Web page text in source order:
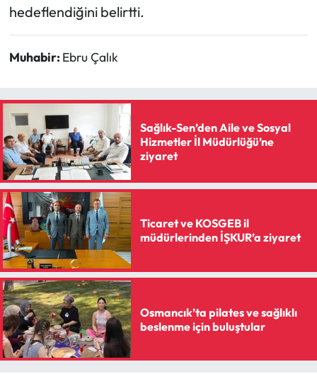
hedeflendiğini belirtti.
Muhabir: Ebru Çalık
Sağlık-Sen’den Aile ve Sosyal
Hizmetler İl Müdürlüğü’ne
ziyaret
Ticaret ve KOSGEB il
müdürlerinden İŞKUR’a ziyaret
Osmancık’ta pilates ve sağlıklı
beslenme için buluştular